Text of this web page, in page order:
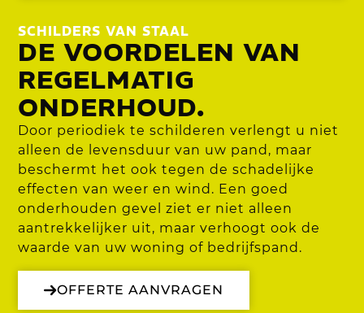
SCHILDERS VAN STAAL
DE VOORDELEN VAN
REGELMATIG
ONDERHOUD.
Door periodiek te schilderen verlengt u niet
alleen de levensduur van uw pand, maar
beschermt het ook tegen de schadelijke
effecten van weer en wind. Een goed
onderhouden gevel ziet er niet alleen
aantrekkelijker uit, maar verhoogt ook de
waarde van uw woning of bedrijfspand.
OFFERTE AANVRAGEN